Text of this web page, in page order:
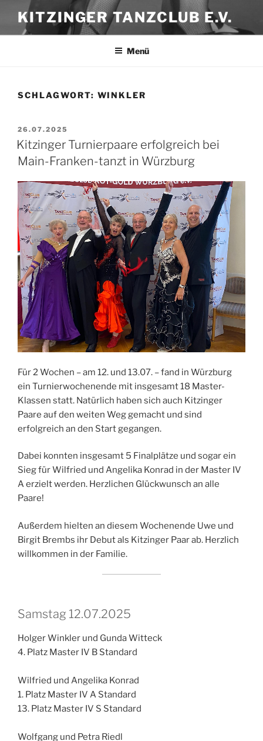
Inhalt
springen
KITZINGER TANZCLUB E.V.
Menü
SCHLAGWORT: WINKLER
VERÖFFENTLICHT
AM
26.07.2025
Kitzinger Turnierpaare erfolgreich bei
Main-Franken-tanzt in Würzburg
Für 2 Wochen – am 12. und 13.07. – fand in Würzburg
ein Turnierwochenende mit insgesamt 18 Master-
Klassen statt. Natürlich haben sich auch Kitzinger
Paare auf den weiten Weg gemacht und sind
erfolgreich an den Start gegangen.
Dabei konnten insgesamt 5 Finalplätze und sogar ein
Sieg für Wilfried und Angelika Konrad in der Master IV
A erzielt werden. Herzlichen Glückwunsch an alle
Paare!
Außerdem hielten an diesem Wochenende Uwe und
Birgit Brembs ihr Debut als Kitzinger Paar ab. Herzlich
willkommen in der Familie.
Samstag 12.07.2025
Holger Winkler und Gunda Witteck
4. Platz Master IV B Standard
Wilfried und Angelika Konrad
1. Platz Master IV A Standard
13. Platz Master IV S Standard
Wolfgang und Petra Riedl